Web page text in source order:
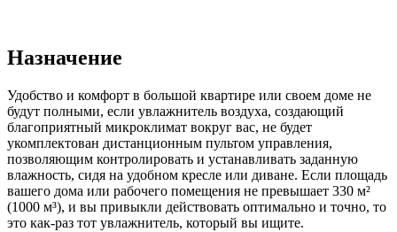
Назначение
Удобство и комфорт в большой квартире или своем доме не
будут полными, если увлажнитель воздуха, создающий
благоприятный микроклимат вокруг вас, не будет
укомплектован дистанционным пультом управления,
позволяющим контролировать и устанавливать заданную
влажность, сидя на удобном кресле или диване. Если площадь
вашего дома или рабочего помещения не превышает 330 м²
(1000 м³), и вы привыкли действовать оптимально и точно, то
это как-раз тот увлажнитель, который вы ищите.